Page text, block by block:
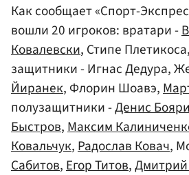
Как сообщает «Спорт-
вошли 20 игроков: вратари -
Ковалевски, Стипе Плетикоса,
защитники - Игнас Дедура,
Йиранек, Флорин Шоавэ,
полузащитники -Денис
Быстров,Максим
Ковальчук,Радослав Ковач,
Сабитов,Егор Титов,